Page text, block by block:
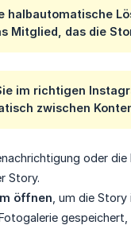
halbautomatische
Mitglied, das die
im richtigen
zwischen
oder
Story.
öffnen , um die